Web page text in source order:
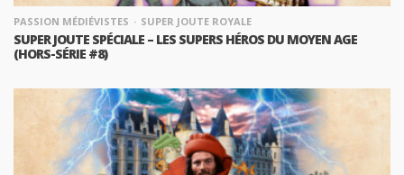
PASSION MÉDIÉVISTES SUPER JOUTE ROYALE
SUPER JOUTE SPÉCIALE – LES SUPERS HÉROS DU MOYEN AGE
(HORS-SÉRIE #8)